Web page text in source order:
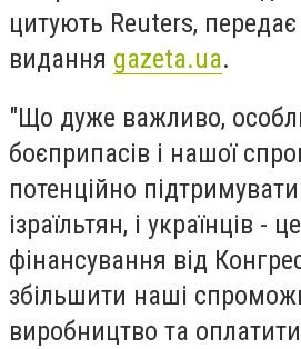
цитують Reuters, передає
видання gazeta.ua.
"Що дуже важливо,
боєприпасів і нашої
потенційно
ізраїльтян, і українців -
фінансування від
збільшити наші
виробництво та